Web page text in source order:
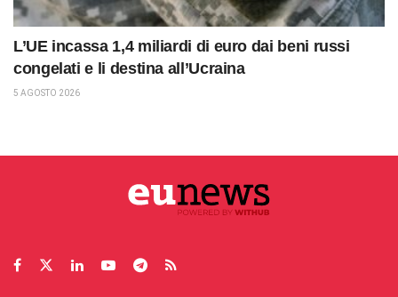
L’UE incassa 1,4 miliardi di euro dai beni russi
congelati e li destina all’Ucraina
5 AGOSTO 2026